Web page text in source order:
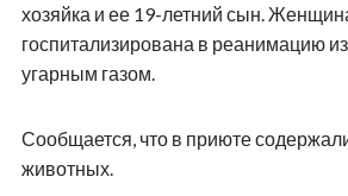
хозяйка и ее 19-летний сын.
госпитализирована в реанимацию
угарным газом.
Сообщается, что в приюте
животных.